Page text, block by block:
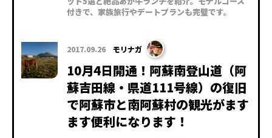
付きで、家族旅行やデートプランも完璧です。
2017.09.26 モリナガ
10月4日開通！阿蘇南登山道（阿
蘇吉田線・県道111号線）の復旧
で阿蘇市と南阿蘇村の観光がます
ます便利になります！